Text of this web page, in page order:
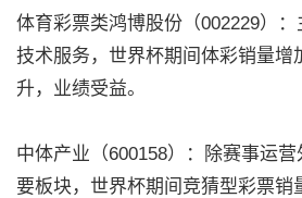
体育彩票类鸿博股份（002229）：
技术服务，世界杯期间体彩销量增
升，业绩受益。
中体产业（600158）：除赛事运
要板块，世界杯期间竞猜型彩票销